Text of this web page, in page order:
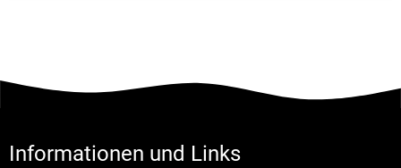
Informationen und Links